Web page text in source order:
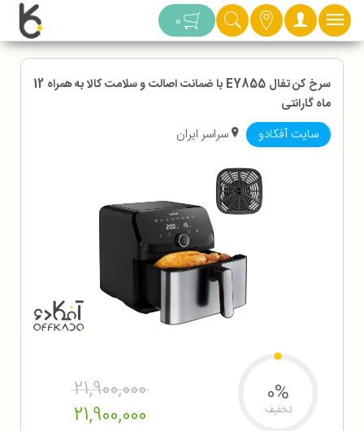
دسته بندی 0
سرخ کن تفال EY855 با ضمانت اصالت و سلامت کالا به همراه 12
ماه گارانتی
سایت آفکادو سراسر ایران
21,900,000
21,900,000
0%
تخفیف